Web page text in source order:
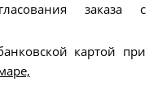
заказа с
картой при